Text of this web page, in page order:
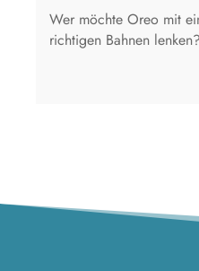
Wer möchte Oreo mit
richtigen Bahnen lenken?